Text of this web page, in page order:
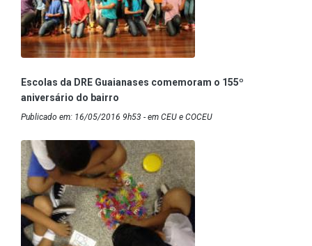
Escolas da DRE Guaianases comemoram o 155º
aniversário do bairro
Publicado em: 16/05/2016 9h53 - em CEU e COCEU